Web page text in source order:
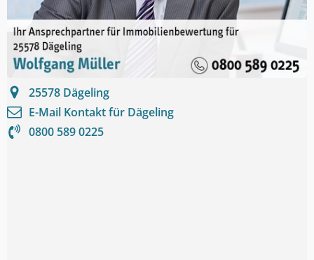
25578 Dägeling
E-Mail Kontakt für Dägeling
0800 589 0225